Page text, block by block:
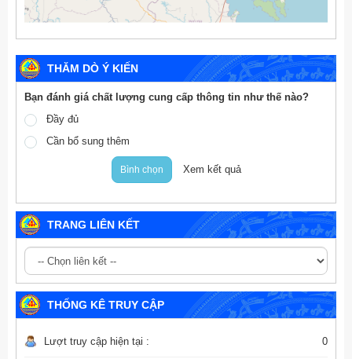
THĂM DÒ Ý KIẾN
Bạn đánh giá chất lượng cung cấp thông tin như thế nào?
Đầy đủ
Cần bổ sung thêm
Bình chọn Xem kết quả
TRANG LIÊN KẾT
THỐNG KÊ TRUY CẬP
Lượt truy cập hiện tại : 0